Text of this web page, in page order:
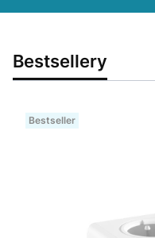
Bestsellery
Bestseller